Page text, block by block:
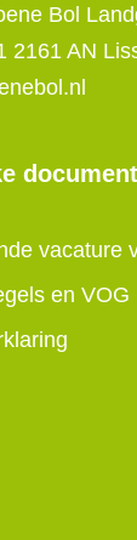
Bol
2161 AN
vacature
en VOG